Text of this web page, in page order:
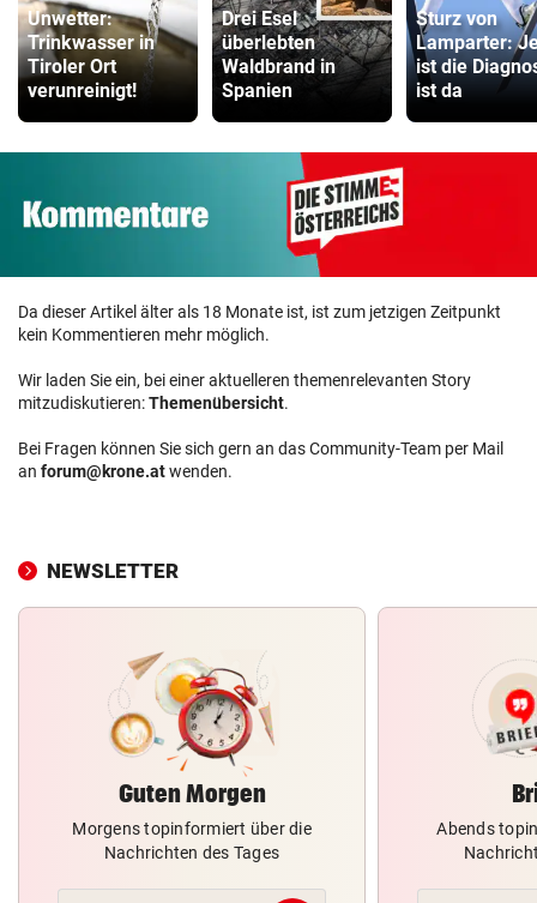
Unwetter:
Trinkwasser in
Tiroler Ort
verunreinigt!
Drei Esel
überlebten
Waldbrand in
Spanien
Sturz von
Lamparter:
ist die
ist da
Da dieser Artikel älter als 18 Monate ist, ist zum jetzigen Zeitpunkt
kein Kommentieren mehr möglich.
Wir laden Sie ein, bei einer aktuelleren themenrelevanten Story
mitzudiskutieren:Themenübersicht.
Bei Fragen können Sie sich gern an das Community-Team per Mail
an forum@krone.atwenden.
NEWSLETTER
Guten Morgen
Morgens topinformiert über die
Nachrichten des Tages
Abends